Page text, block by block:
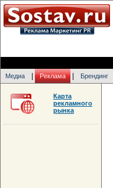
Медиа Реклама Брендинг
Карта
рекламного
рынка